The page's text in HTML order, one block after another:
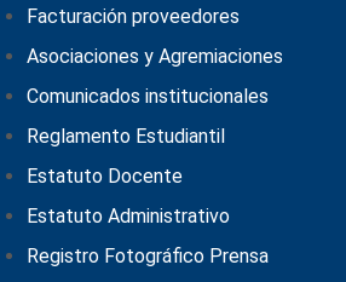
Facturación proveedores
Asociaciones y Agremiaciones
Comunicados institucionales
Reglamento Estudiantil
Estatuto Docente
Estatuto Administrativo
Registro Fotográfico Prensa